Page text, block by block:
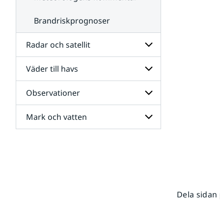
Brandriskprognoser
Radar och satellit
Undersidor
för
Radar
och
satellit
Väder till havs
Undersidor
för
Väder
till
havs
Observationer
Undersidor
för
Mark och vatten
Dela sidan